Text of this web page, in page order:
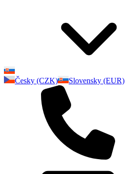
Česky (CZK)
Slovensky (EUR)